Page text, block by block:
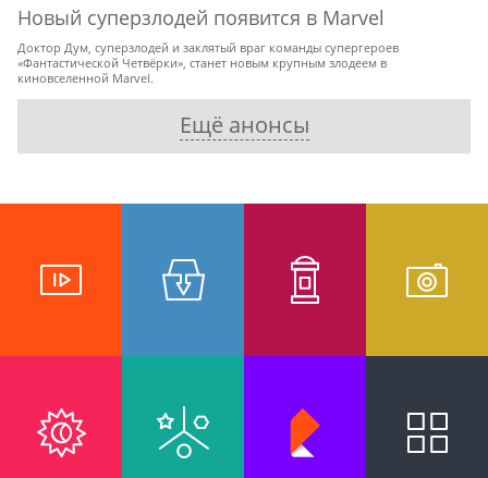
Новый суперзлодей появится в Marvel
Доктор Дум, суперзлодей и заклятый враг команды супергероев
«Фантастической Четвёрки», станет новым крупным злодеем в
киновселенной Marvel.
Ещё анонсы